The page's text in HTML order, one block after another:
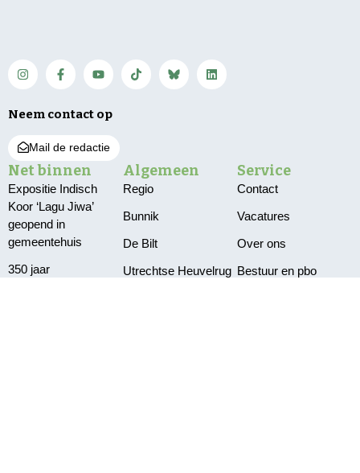
Neem contact op
Mail de redactie
Net binnen
Expositie Indisch
Koor ‘Lagu Jiwa’
geopend in
gemeentehuis
350 jaar
Algemeen
Regio
Bunnik
De Bilt
Utrechtse Heuvelrug
Service
Contact
Vacatures
Over ons
Bestuur en pbo